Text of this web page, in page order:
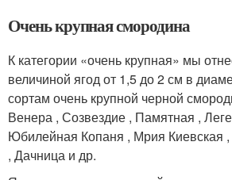
Очень крупная смородина
К категории «очень крупная» мы
величиной ягод от 1,5 до 2 см в
сортам очень крупной черной
Венера , Созвездие , Памятная ,
Юбилейная Копаня , Мрия Киевская ,
, Дачница и др.